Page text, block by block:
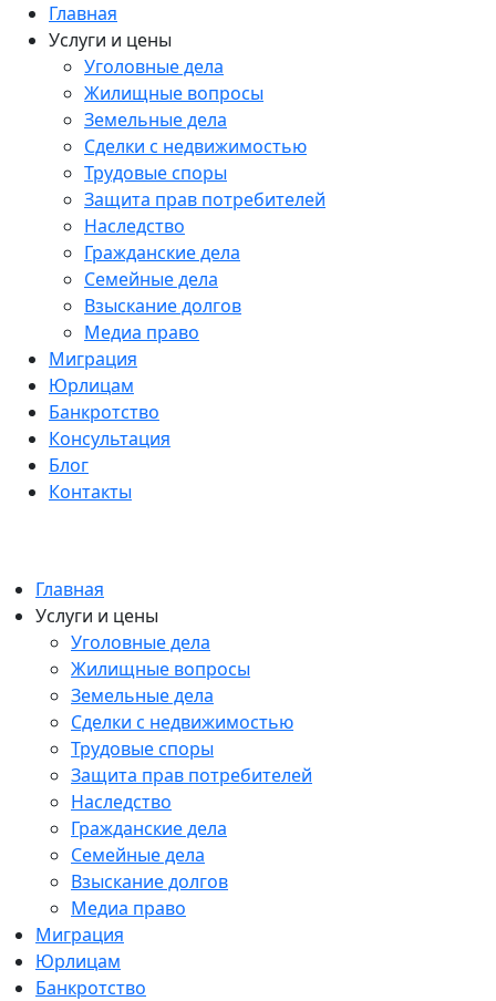
Главная
Услуги и цены
Уголовные дела
Жилищные вопросы
Земельные дела
Сделки с недвижимостью
Трудовые споры
Защита прав потребителей
Наследство
Гражданские дела
Семейные дела
Взыскание долгов
Медиа право
Миграция
Юрлицам
Банкротство
Консультация
Блог
Контакты
Главная
Услуги и цены
Уголовные дела
Жилищные вопросы
Земельные дела
Сделки с недвижимостью
Трудовые споры
Защита прав потребителей
Наследство
Гражданские дела
Семейные дела
Взыскание долгов
Медиа право
Миграция
Юрлицам
Банкротство